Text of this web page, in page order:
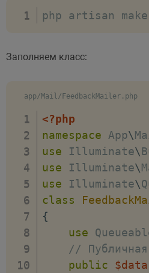
let
php artisan make
Заполняем класс:
app/Mail/FeedbackMailer.php
<?php
namespace
App\
use
Illuminate\
use
Illuminate\
use
Illuminate\
class
{
use
//
public
$data